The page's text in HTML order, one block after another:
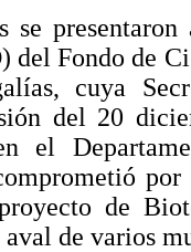
se
del Fondo de
cuya
del 20
el
por
de
de varios